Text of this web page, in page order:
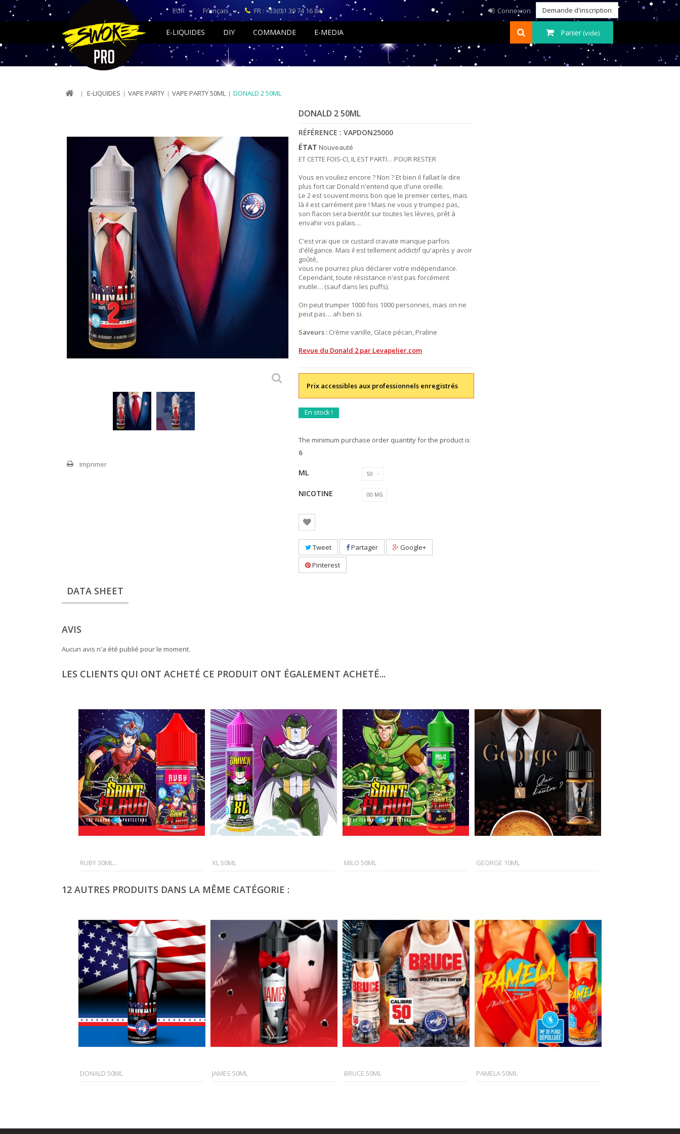
Demande d'inscription
Connexion
EUR Français FR : +33(0)1 39 74 16 84
Panier(vide)
E-LIQUIDES DIY COMMANDE E-MEDIA
E-LIQUIDES VAPE PARTY VAPE PARTY 50ML DONALD 2 50ML
Imprimer
DONALD 2 50ML
RÉFÉRENCE : VAPDON25000
ÉTAT Nouveauté
ET CETTE FOIS-CI, IL EST PARTI… POUR RESTER
Vous en vouliez encore ? Non ? Et bien il fallait le dire
plus fort car Donald n'entend que d'une oreille.
Le 2 est souvent moins bon que le premier certes, mais
là il est carrément pire ! Mais ne vous y trumpez pas,
son flacon sera bientôt sur toutes les lèvres, prêt à
envahir vos palais…
C'est vrai que ce custard cravate manque parfois
d'élégance. Mais il est tellement addictif qu'après y avoir
goûté,
vous ne pourrez plus déclarer votre indépendance.
Cependant, toute résistance n'est pas forcément
inutile… (sauf dans les puffs).
On peut trumper 1000 fois 1000 personnes, mais on ne
peut pas… ah ben si.
Saveurs : Crème vanille, Glace pécan, Praline
Revue du Donald 2 par Levapelier.com
Prix accessibles aux professionnels enregistrés
En stock !
The minimum purchase order quantity for the product is
6
ML 50
NICOTINE 00 MG
Tweet Partager
Google+
Pinterest
DATA SHEET
AVIS
Aucun avis n'a été publié pour le moment.
LES CLIENTS QUI ONT ACHETÉ CE PRODUIT ONT ÉGALEMENT ACHETÉ...
RUBY 30ML... XL 50ML MILO 50ML GEORGE 10ML
12 AUTRES PRODUITS DANS LA MÊME CATÉGORIE :
DONALD 50ML JAMES 50ML BRUCE 50ML PAMELA 50ML